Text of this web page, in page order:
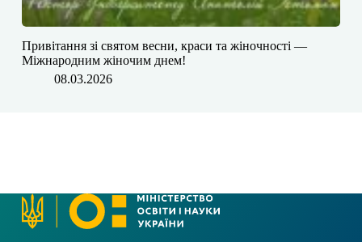
Привітання зі святом весни, краси та жіночності —
Міжнародним жіночим днем!
08.03.2026